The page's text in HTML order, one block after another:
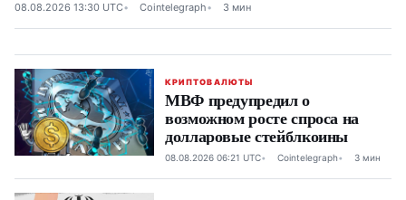
08.08.2026 13:30 UTC Cointelegraph 3 мин
КРИПТОВАЛЮТЫ
МВФ предупредил о
возможном росте спроса на
долларовые стейблкоины
08.08.2026 06:21 UTC Cointelegraph 3 мин